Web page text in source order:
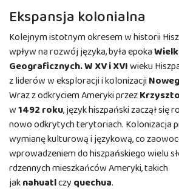
Ekspansja kolonialna
Kolejnym istotnym okresem w historii
wpływ na rozwój języka, była epoka
Geograficznych. W XV i XVIwieku
z liderów w eksploracji i kolonizacji
Wraz z odkryciem Ameryki przez
w1492 roku, język hiszpański zaczął się
nowo odkrytych terytoriach. Kolonizacja
wymianę kulturową i językową, co
wprowadzeniem do hiszpańskiego wielu
rdzennych mieszkańców Ameryki, takich
jaknahuatlczy quechua.